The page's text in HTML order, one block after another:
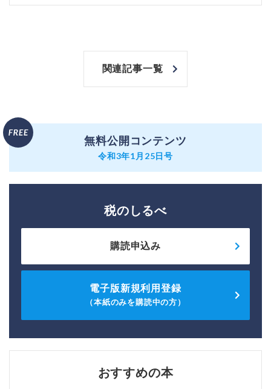
関連記事一覧
無料公開コンテンツ
令和3年1月25日号
税のしるべ
購読申込み
電子版新規利用登録
（本紙のみを購読中の方）
おすすめの本